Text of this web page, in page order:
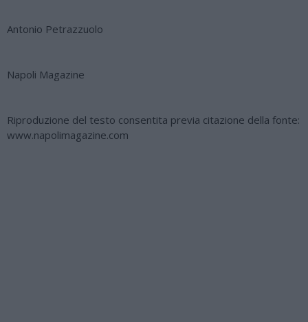
Antonio Petrazzuolo
Napoli Magazine
Riproduzione del testo consentita previa citazione della fonte:
www.napolimagazine.com